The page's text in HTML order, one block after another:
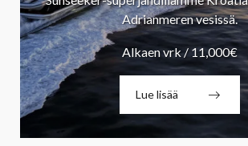
Adrianmeren vesissä.
Alkaen vrk / 11,000€
Lue lisää